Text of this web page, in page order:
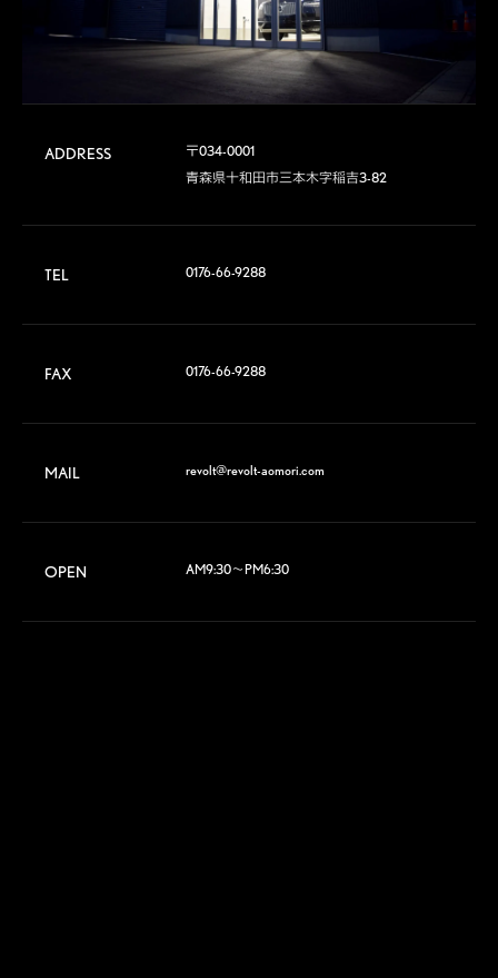
ADDRESS
〒034-0001
青森県十和田市三本木字稲吉3-82
TEL 0176-66-9288
FAX 0176-66-9288
MAIL revolt@revolt-aomori.com
OPEN AM9:30～PM6:30